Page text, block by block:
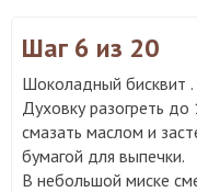
Шаг 6 из 20
Шоколадный бисквит .
Духовку разогреть
смазать маслом и
бумагой для выпечки.
В небольшой миске